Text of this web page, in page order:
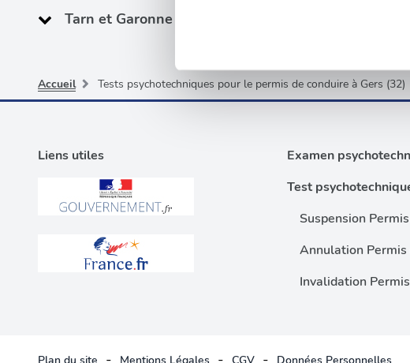
Les cookies nous permettent de
sociaux et d'analyser notre trafic.
vous leur avez fournies ou qu'ils ont
Tarn et Garonne (82)
Accueil Tests psychotechniques pour le permis de conduire à Gers (32)
Liens utiles
Examen
Test
Suspension
Annulation Permis
Invalidation
- - -